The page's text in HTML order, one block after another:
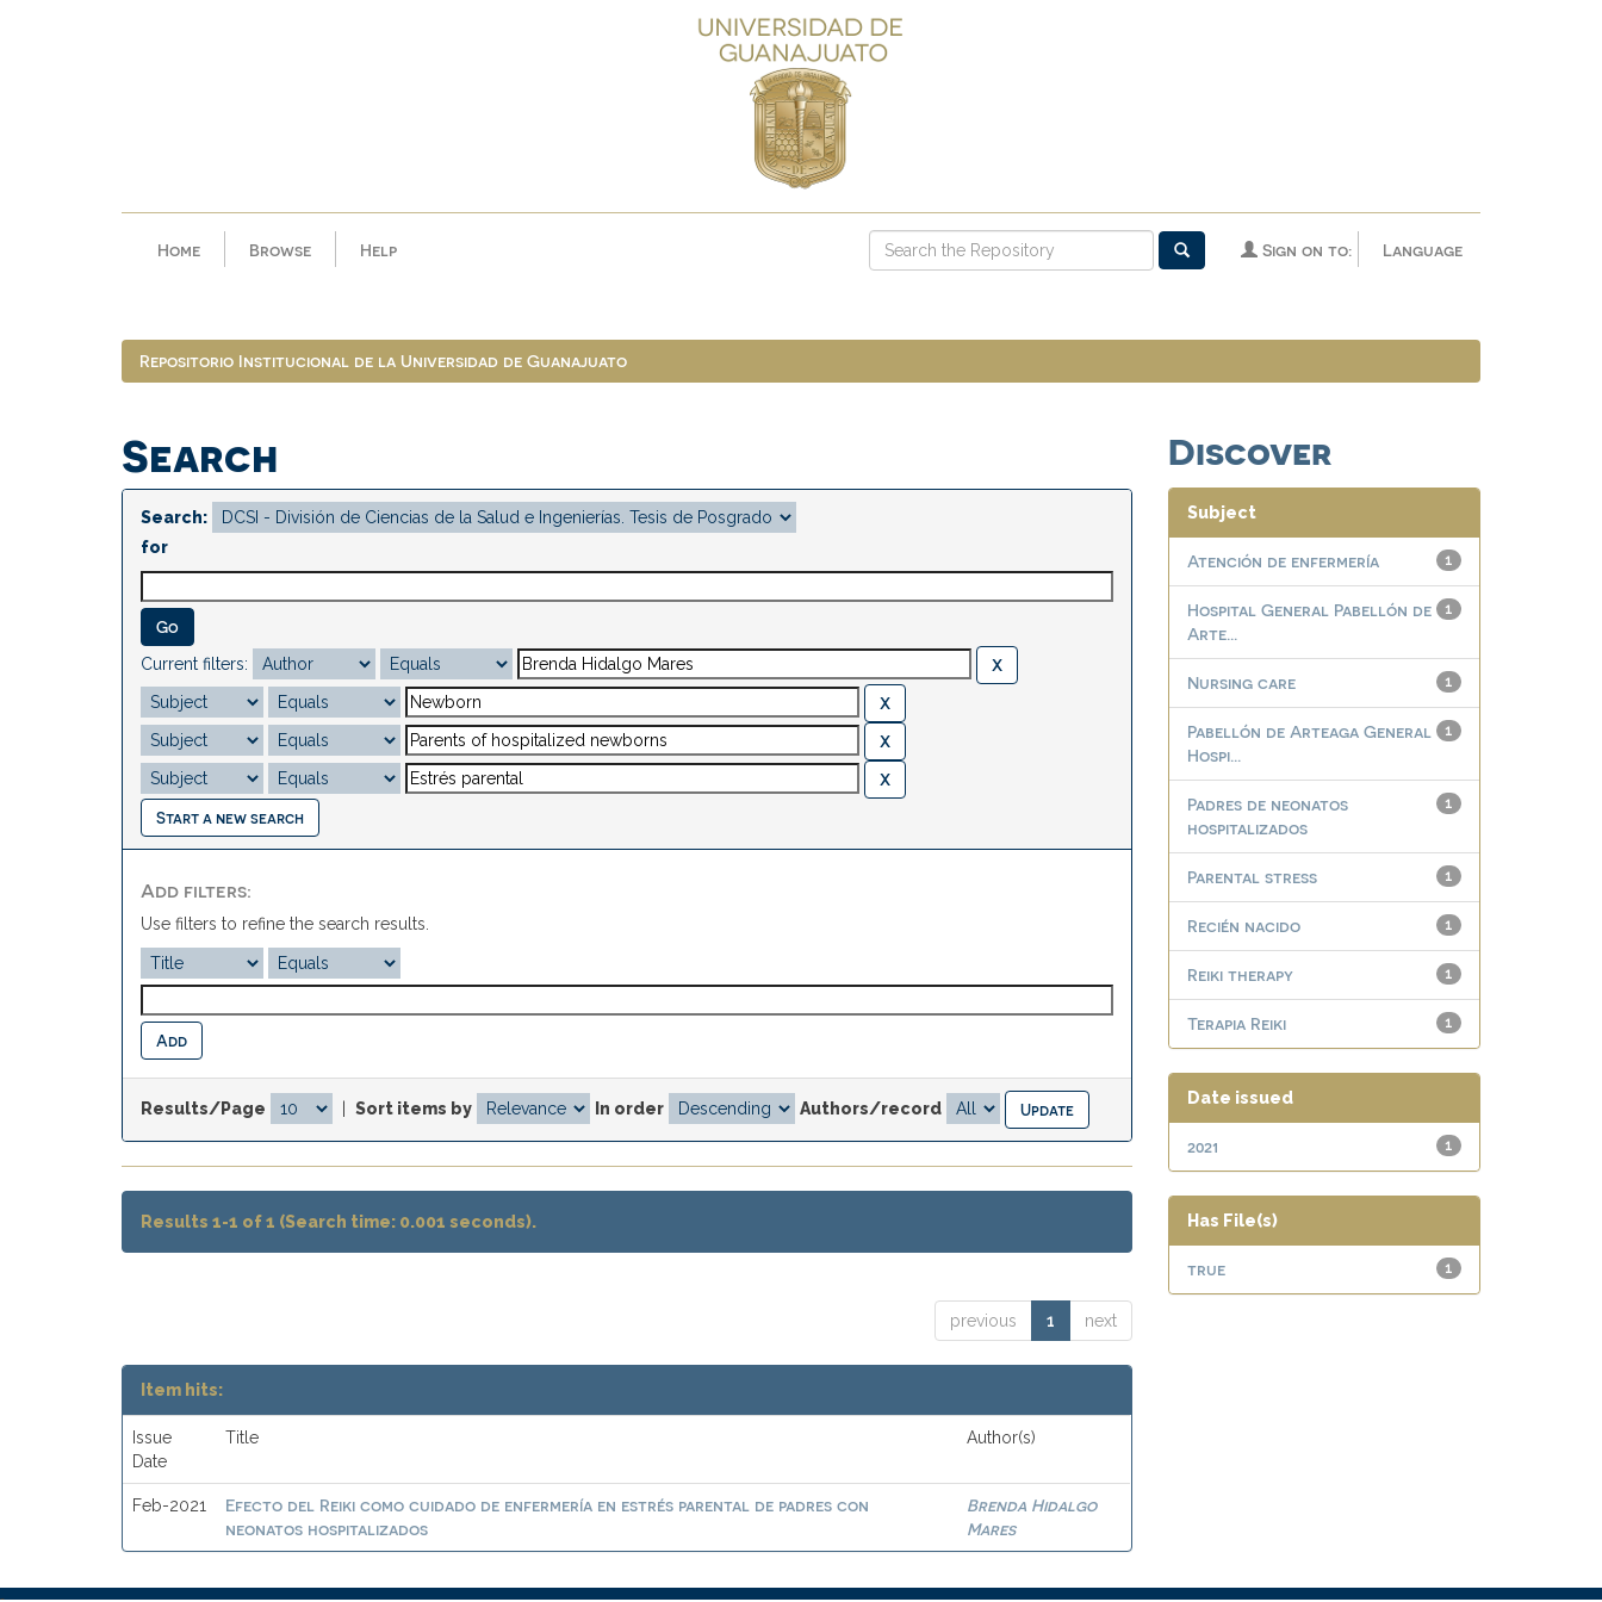
Home Browse Help Language
Sign on to:
Repositorio Institucional de la Universidad de Guanajuato
Search
Search:
for
Current filters:
Start a new search
Add filters:
Use filters to refine the search results.
Results/Page Sort items by In order Authors/record
Results 1-1 of 1 (Search time: 0.001 seconds).
previous 1 next
Item hits:
Issue
Date
Title Author(s)
Feb-2021
Efecto del Reiki como cuidado de enfermería en estrés parental de padres con
neonatos hospitalizados
Brenda Hidalgo
Mares
Discover
Subject
1
Atención de enfermería
1
Hospital General Pabellón de
Arte...
1
Nursing care
1
Pabellón de Arteaga General
Hospi...
1
Padres de neonatos
hospitalizados
1
Parental stress
1
Recién nacido
1
Reiki therapy
1
Terapia Reiki
Date issued
1
2021
Has File(s)
1
true